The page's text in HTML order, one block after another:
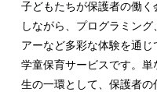
子どもたちが保護者の働
しながら、プログラミン
アーなど多彩な体験を通
学童保育サービスです。
生の一環として、保護者